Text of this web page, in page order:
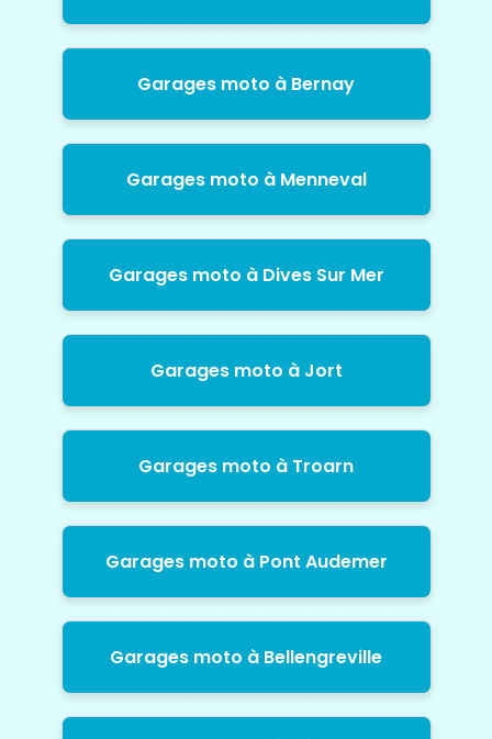
Garages moto à Bernay
Garages moto à Menneval
Garages moto à Dives Sur Mer
Garages moto à Jort
Garages moto à Troarn
Garages moto à Pont Audemer
Garages moto à Bellengreville